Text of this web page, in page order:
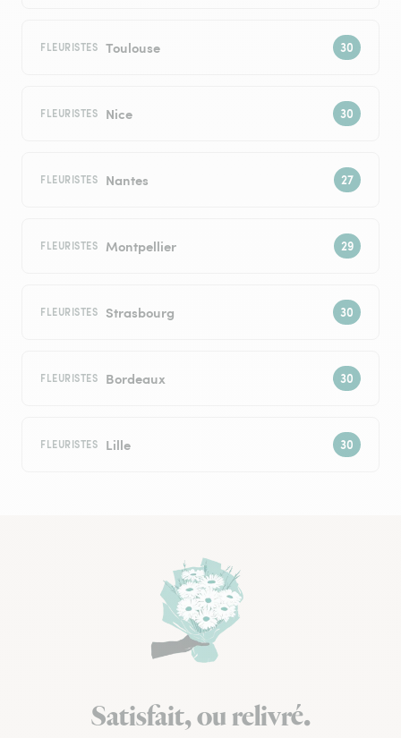
FLEURISTES Toulouse
FLEURISTES Nice
FLEURISTES Nantes
FLEURISTES Montpellier
FLEURISTES Strasbourg
FLEURISTES Bordeaux
FLEURISTES Lille
Satisfait, ou relivré.